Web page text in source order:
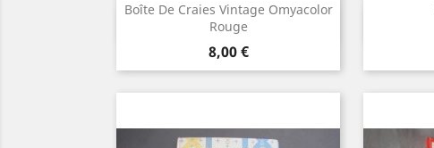
Boîte De Craies Vintage Omyacolor
Rouge
Prix
8,00 €
Aperçu rapide